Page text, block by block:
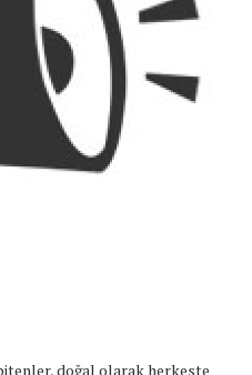
doğal olarak herkeste